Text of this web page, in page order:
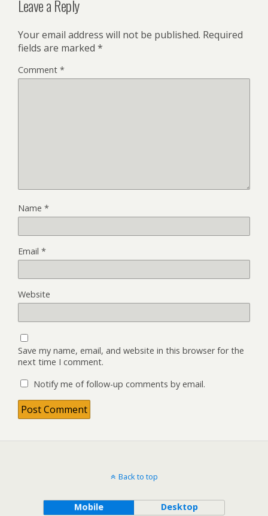
Leave a Reply
Your email address will not be published. Required
fields are marked *
Comment *
Name *
Email *
Website
Save my name, email, and website in this browser for the
next time I comment.
Notify me of follow-up comments by email.
Back to top
Mobile Desktop